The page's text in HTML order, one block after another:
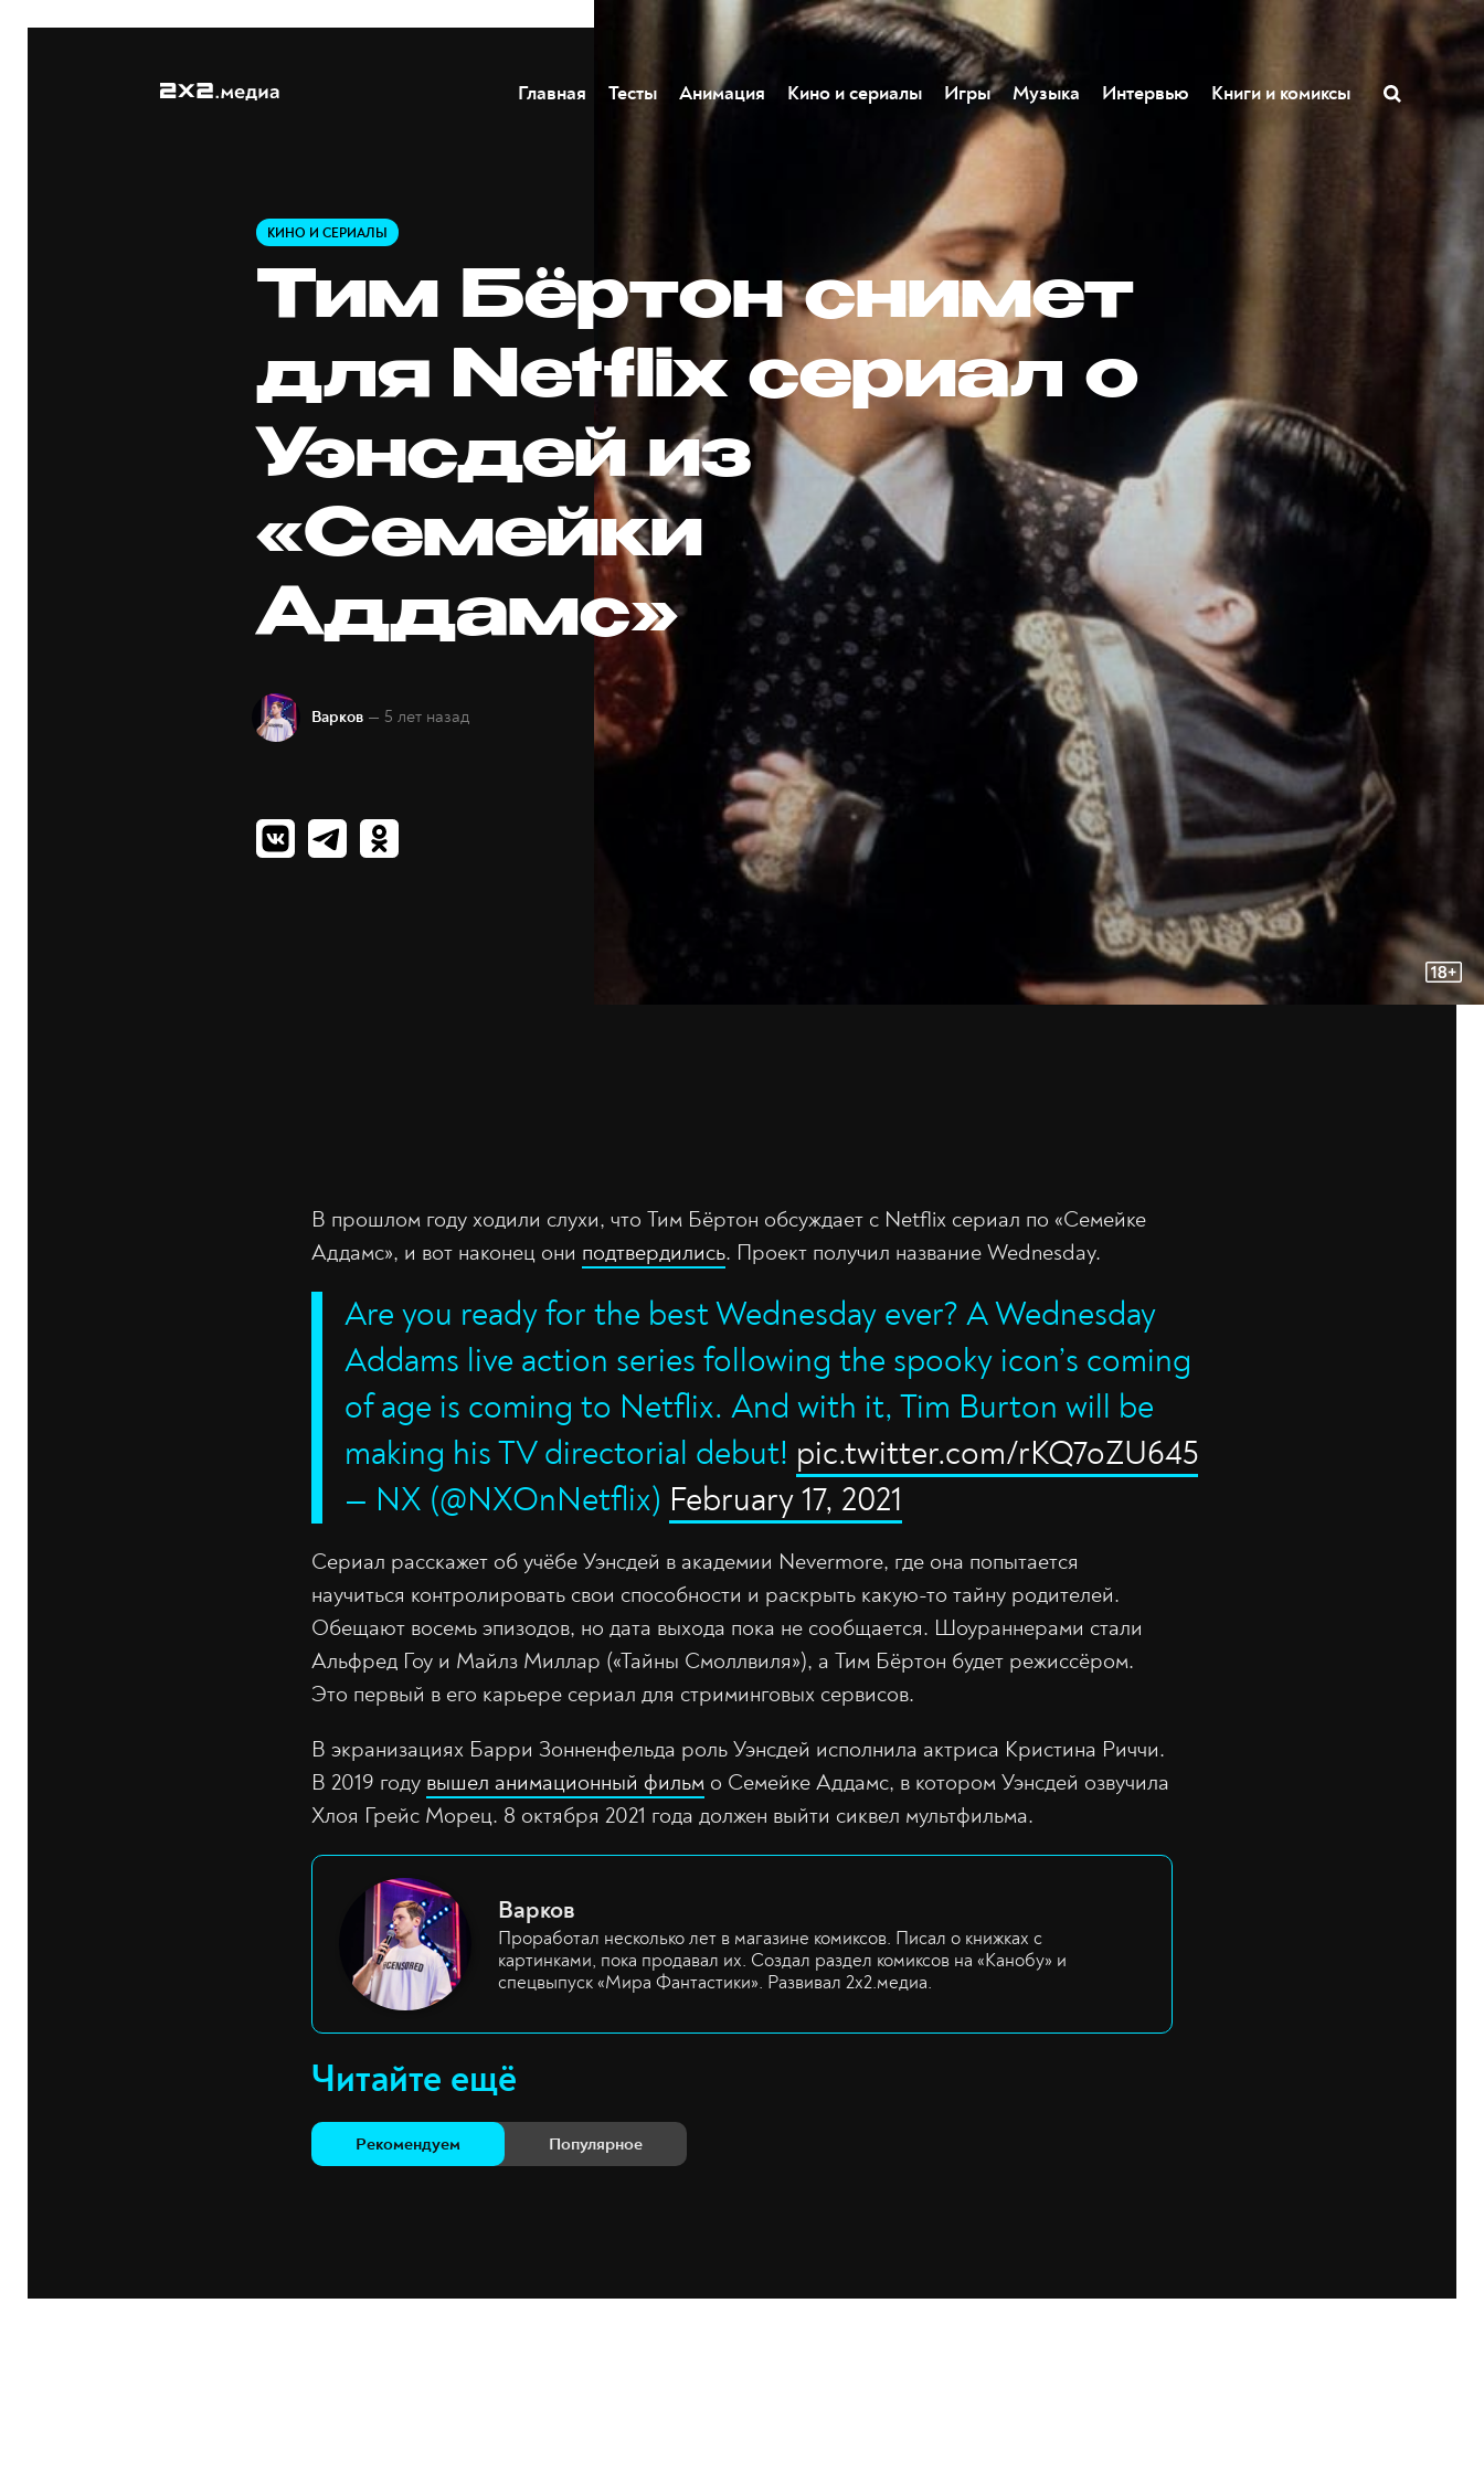
Главная Тесты Анимация Кино и сериалы Игры Музыка Интервью Книги и комиксы
КИНО И СЕРИАЛЫ
Тим Бёртон снимет
для Netflix сериал о
Уэнсдей из
«Семейки
Аддамс»
Варков — 5 лет назад
В прошлом году ходили слухи, что Тим Бёртон обсуждает с Netflix сериал по «Семейке
Аддамс», и вот наконец они подтвердились. Проект получил название Wednesday.
Are you ready for the best Wednesday ever? A Wednesday
Addams live action series following the spooky icon’s coming
of age is coming to Netflix. And with it, Tim Burton will be
making his TV directorial debut! pic.twitter.com/rKQ7oZU645
— NX (@NXOnNetflix) February 17, 2021
Сериал расскажет об учёбе Уэнсдей в академии Nevermore, где она попытается
научиться контролировать свои способности и раскрыть какую-то тайну родителей.
Обещают восемь эпизодов, но дата выхода пока не сообщается. Шоураннерами стали
Альфред Гоу и Майлз Миллар («Тайны Смоллвиля»), а Тим Бёртон будет режиссёром.
Это первый в его карьере сериал для стриминговых сервисов.
В экранизациях Барри Зонненфельда роль Уэнсдей исполнила актриса Кристина Риччи.
В 2019 году вышел анимационный фильм о Семейке Аддамс, в котором Уэнсдей озвучила
Хлоя Грейс Морец. 8 октября 2021 года должен выйти сиквел мультфильма.
Варков
Проработал несколько лет в магазине комиксов. Писал о книжках с
картинками, пока продавал их. Создал раздел комиксов на «Канобу» и
спецвыпуск «Мира Фантастики». Развивал 2х2.медиа.
Читайте ещё
Рекомендуем Популярное